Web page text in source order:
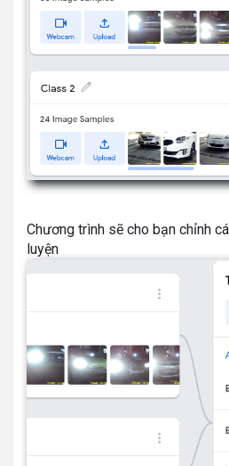
Chương trình sẽ cho bạn chỉnh
luyện